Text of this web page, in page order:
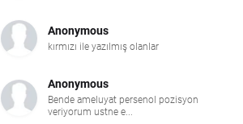
Anonymous
kırmızı ile yazılmış olanlar
Anonymous
Bende ameluyat persenol pozisyon
veriyorum ustne e...